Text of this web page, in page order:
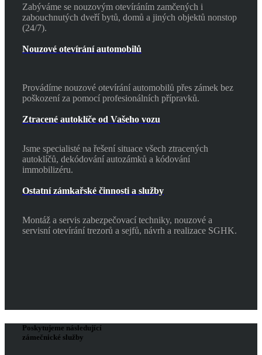
Zabýváme se nouzovým otevíráním zamčených i
zabouchnutých dveří bytů, domů a jiných objektů nonstop
(24/7).
Nouzové otevírání automobilů
Provádíme nouzové otevírání automobilů přes zámek bez
poškození za pomocí profesionálních přípravků.
Ztracené autoklíče od Vašeho vozu
Jsme specialisté na řešení situace všech ztracených
autoklíčů, dekódování autozámků a kódování
immobilizéru.
Ostatní zámkařské činnosti a služby
Montáž a servis zabezpečovací techniky, nouzové a
servisní otevírání trezorů a sejfů, návrh a realizace SGHK.
Poskytujeme následující
zámečnické služby